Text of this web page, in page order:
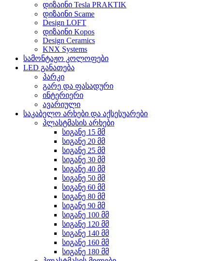
დიზაინი Tesla PRAKTIK
დიზაინი Scame
Design LOFT
დიზაინი Kopos
Design Ceramics
KNX Systems
სამონტაჟო კოლოფები
LED განათება
პარკი
გარე და ფასადური
ინტერიერი
ავარიული
საკაბელო არხები და აქსესუარები
პლასტმასის არხები
სიგანე 15 მმ
სიგანე 20 მმ
სიგანე 25 მმ
სიგანე 30 მმ
სიგანე 40 მმ
სიგანე 50 მმ
სიგანე 60 მმ
სიგანე 80 მმ
სიგანე 90 მმ
სიგანე 100 მმ
სიგანე 120 მმ
სიგანე 140 მმ
სიგანე 160 მმ
სიგანე 180 მმ